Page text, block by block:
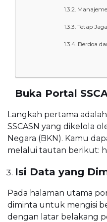
Tetap
Berdoa
Buka Portal
Langkah pertama
SSCASN yang dikelola
Negara (BKN). Kamu
melalui tautan berikut:
Isi Data yang
Pada halaman utama
diminta untuk mengisi
dengan latar belakang